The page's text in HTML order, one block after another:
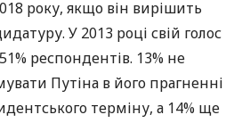
року, якщо він вирішить
У 2013 році свій голос
респондентів. 13% не
Путіна в його прагненні
терміну, а 14% ще